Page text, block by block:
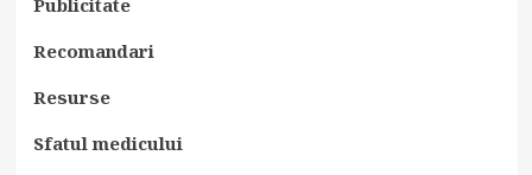
Recomandari
Resurse
Sfatul medicului